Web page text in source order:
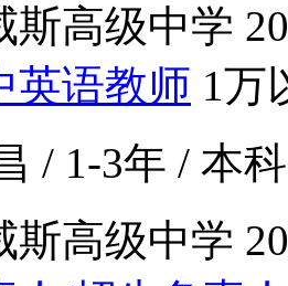
斯高级中学
英语教师 1万
/ 1-3年 / 本
斯高级中学